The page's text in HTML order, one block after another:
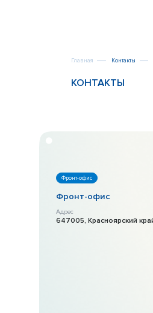
Главная Контакты
КОНТАКТЫ
Фронт-офис
Фронт-офис
Адрес
647005, Красноярский